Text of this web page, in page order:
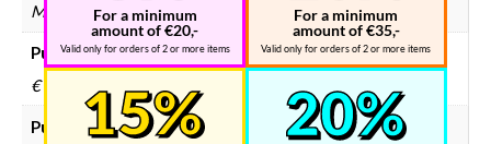
Medium
Putty prijsklasse
€ 5 – € 10
Putty merken
For a minimum
amount of €20,-
Valid only for orders of 2 or more items
For a minimum
amount of €35,-
Valid only for orders of 2 or more items